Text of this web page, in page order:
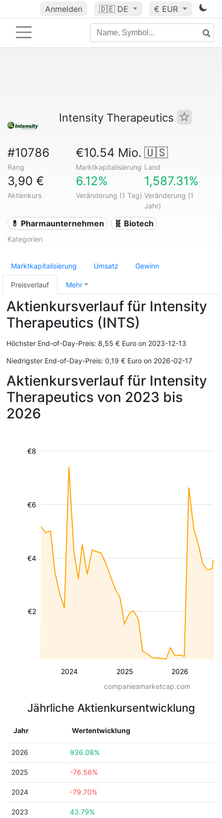
Anmelden 🇩🇪 DE € EUR
Intensity Therapeutics
#10786
Rang
€10.54 Mio.
Marktkapitalisierung
🇺🇸
Land
3,90 €
Aktienkurs
6.12%
Veränderung (1 Tag)
1,587.31%
Veränderung (1
Jahr)
💊 Pharmaunternehmen 🧬 Biotech
Kategorien
Marktkapitalisierung Umsatz Gewinn
Preisverlauf Mehr
Aktienkursverlauf für Intensity
Therapeutics (INTS)
Höchster End-of-Day-Preis: 8,55 € Euro on 2023-12-13
Niedrigster End-of-Day-Preis: 0,19 € Euro on 2026-02-17
Aktienkursverlauf für Intensity
Therapeutics von 2023 bis
2026
2024 2025 2026
€2
€4
€6
€8
companiesmarketcap.com
Jährliche Aktienkursentwicklung
Jahr Wertentwicklung
2026 936.08%
2025 -76.56%
2024 -79.70%
2023 43.79%